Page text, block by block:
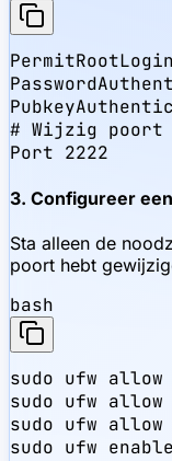
# Wijzig
Port 2222
3. Configureer
Sta alleen de
poort hebt
bash
sudo ufw allow
sudo ufw
sudo ufw allow
sudo ufw enable